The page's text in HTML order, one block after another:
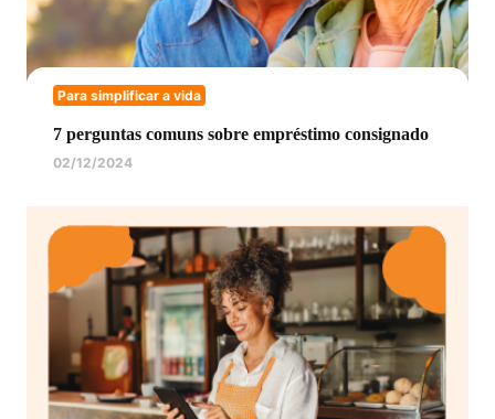
Para simplificar a vida
7 perguntas comuns sobre empréstimo consignado
02/12/2024